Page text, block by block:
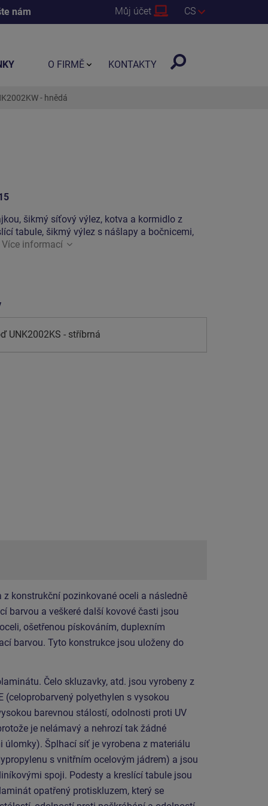
nám Můj účet CS
- hnědá
šikmý síťový výlez, kotva a kormidlo z
tabule, šikmý výlez s nášlapy a bočnicemi,
Více informací
UNK2002KS - stříbrná
z konstrukční pozinkované oceli a následně
barvou a veškeré další kovové časti jsou
ošetřenou pískováním, duplexním
barvou. Tyto konstrukce jsou uloženy do
Čelo skluzavky, atd. jsou vyrobeny z
(celoprobarvený polyethylen s vysokou
barevnou stálostí, odolnosti proti UV
je nelámavý a nehrozí tak žádné
úlomky). Šplhací síť je vyrobena z materiálu
s vnitřním ocelovým jádrem) a jsou
spoji. Podesty a kreslící tabule jsou
opatřený protiskluzem, který se
O FIRMĚ KONTAKTY